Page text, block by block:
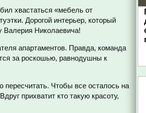
хвастаться «мебель от
Дорогой интерьер, который
Валерия Николаевича!
апартаментов. Правда, команда
за роскошью, равнодушны к
пересчитать. Чтобы все осталось на
прихватит кто такую красоту,